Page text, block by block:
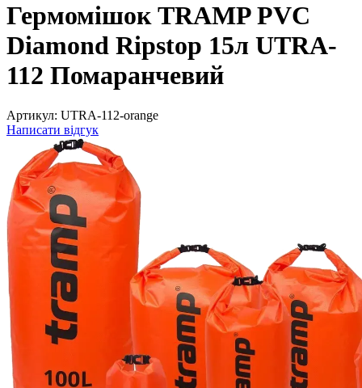
Гермомішок TRAMP PVC
Diamond Ripstop 15л UTRA-
112 Помаранчевий
Артикул: UTRA-112-orange
Написати відгук